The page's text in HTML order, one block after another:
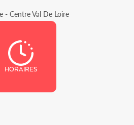
- Centre Val De Loire
HORAIRES